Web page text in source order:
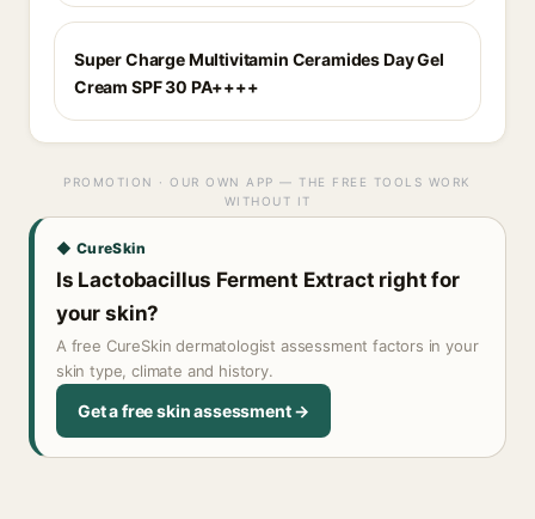
Super Charge Multivitamin Ceramides Day Gel
Cream SPF 30 PA++++
PROMOTION · OUR OWN APP — THE FREE TOOLS WORK
WITHOUT IT
◆ CureSkin
Is Lactobacillus Ferment Extract right for
your skin?
A free CureSkin dermatologist assessment factors in your
skin type, climate and history.
Get a free skin assessment →